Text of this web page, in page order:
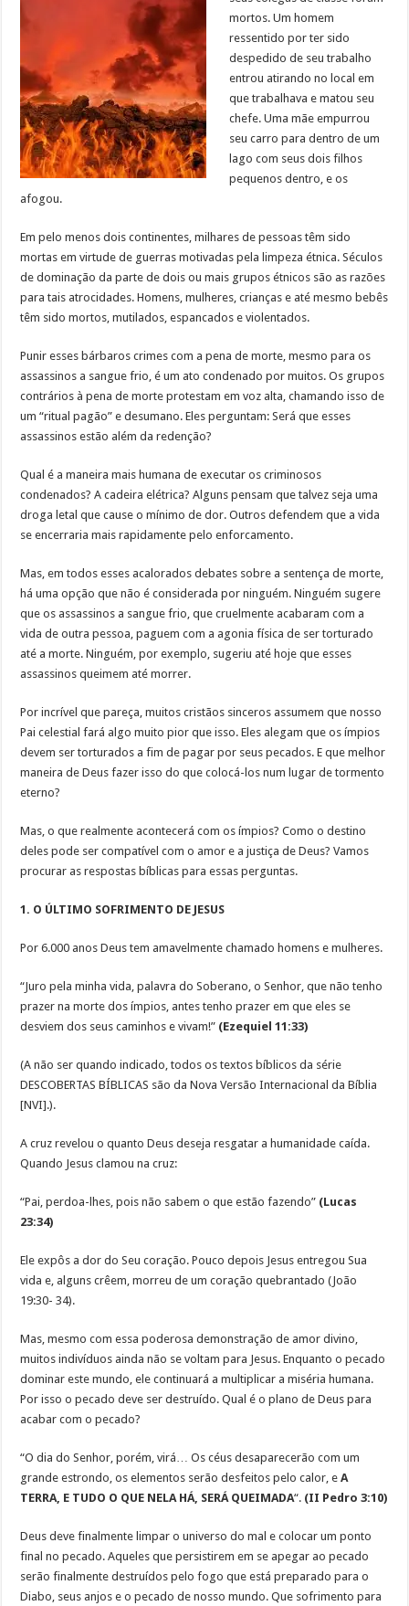
mortos. Um homem
ressentido por ter sido
despedido de seu trabalho
entrou atirando no local em
que trabalhava e matou seu
chefe. Uma mãe empurrou
seu carro para dentro de um
lago com seus dois filhos
pequenos dentro, e os
afogou.
Em pelo menos dois continentes, milhares de pessoas têm sido
mortas em virtude de guerras motivadas pela limpeza étnica. Séculos
de dominação da parte de dois ou mais grupos étnicos são as razões
para tais atrocidades. Homens, mulheres, crianças e até mesmo bebês
têm sido mortos, mutilados, espancados e violentados.
Punir esses bárbaros crimes com a pena de morte, mesmo para os
assassinos a sangue frio, é um ato condenado por muitos. Os grupos
contrários à pena de morte protestam em voz alta, chamando isso de
um “ritual pagão” e desumano. Eles perguntam: Será que esses
assassinos estão além da redenção?
Qual é a maneira mais humana de executar os criminosos
condenados? A cadeira elétrica? Alguns pensam que talvez seja uma
droga letal que cause o mínimo de dor. Outros defendem que a vida
se encerraria mais rapidamente pelo enforcamento.
Mas, em todos esses acalorados debates sobre a sentença de morte,
há uma opção que não é considerada por ninguém. Ninguém sugere
que os assassinos a sangue frio, que cruelmente acabaram com a
vida de outra pessoa, paguem com a agonia física de ser torturado
até a morte. Ninguém, por exemplo, sugeriu até hoje que esses
assassinos queimem até morrer.
Por incrível que pareça, muitos cristãos sinceros assumem que nosso
Pai celestial fará algo muito pior que isso. Eles alegam que os ímpios
devem ser torturados a fim de pagar por seus pecados. E que melhor
maneira de Deus fazer isso do que colocá-los num lugar de tormento
eterno?
Mas, o que realmente acontecerá com os ímpios? Como o destino
deles pode ser compatível com o amor e a justiça de Deus? Vamos
procurar as respostas bíblicas para essas perguntas.
1. O ÚLTIMO SOFRIMENTO DE JESUS
Por 6.000 anos Deus tem amavelmente chamado homens e mulheres.
“Juro pela minha vida, palavra do Soberano, o Senhor, que não tenho
prazer na morte dos ímpios, antes tenho prazer em que eles se
desviem dos seus caminhos e vivam!” (Ezequiel 11:33)
(A não ser quando indicado, todos os textos bíblicos da série
DESCOBERTAS BÍBLICAS são da Nova Versão Internacional da Bíblia
[NVI].).
A cruz revelou o quanto Deus deseja resgatar a humanidade caída.
Quando Jesus clamou na cruz:
“Pai, perdoa-lhes, pois não sabem o que estão fazendo” (Lucas
23:34)
Ele expôs a dor do Seu coração. Pouco depois Jesus entregou Sua
vida e, alguns crêem, morreu de um coração quebrantado (João
19:30- 34).
Mas, mesmo com essa poderosa demonstração de amor divino,
muitos indivíduos ainda não se voltam para Jesus. Enquanto o pecado
dominar este mundo, ele continuará a multiplicar a miséria humana.
Por isso o pecado deve ser destruído. Qual é o plano de Deus para
acabar com o pecado?
“O dia do Senhor, porém, virá… Os céus desaparecerão com um
grande estrondo, os elementos serão desfeitos pelo calor, eA
TERRA, E TUDO O QUE NELA HÁ, SERÁ QUEIMADA“. (II Pedro 3:10)
Deus deve finalmente limpar o universo do mal e colocar um ponto
final no pecado. Aqueles que persistirem em se apegar ao pecado
serão finalmente destruídos pelo fogo que está preparado para o
Diabo, seus anjos e o pecado de nosso mundo. Que sofrimento para